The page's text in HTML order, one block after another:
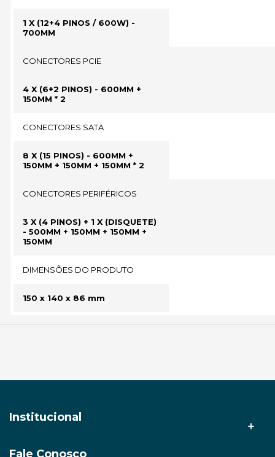
1 X (12+4 PINOS / 600W) -
700MM
CONECTORES PCIE
4 X (6+2 PINOS) - 600MM +
150MM * 2
CONECTORES SATA
8 X (15 PINOS) - 600MM +
150MM + 150MM + 150MM * 2
CONECTORES PERIFÉRICOS
3 X (4 PINOS) + 1 X (DISQUETE)
- 500MM + 150MM + 150MM +
150MM
DIMENSÕES DO PRODUTO
150 x 140 x 86 mm
Institucional
A AMZ Tech
Fale Conosco